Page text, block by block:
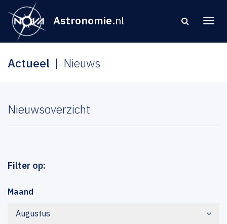
Astronomie.nl
Actueel Nieuws
Nieuwsoverzicht
Filter op:
Maand
Augustus